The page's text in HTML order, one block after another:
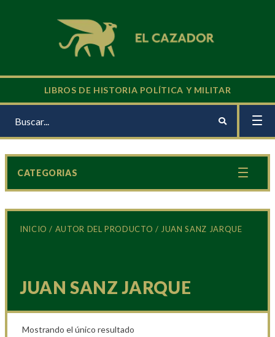
LIBROS DE HISTORIA POLÍTICA Y MILITAR
INICIO / AUTOR DEL PRODUCTO / JUAN SANZ JARQUE
JUAN SANZ JARQUE
Mostrando el único resultado
CATEGORIAS